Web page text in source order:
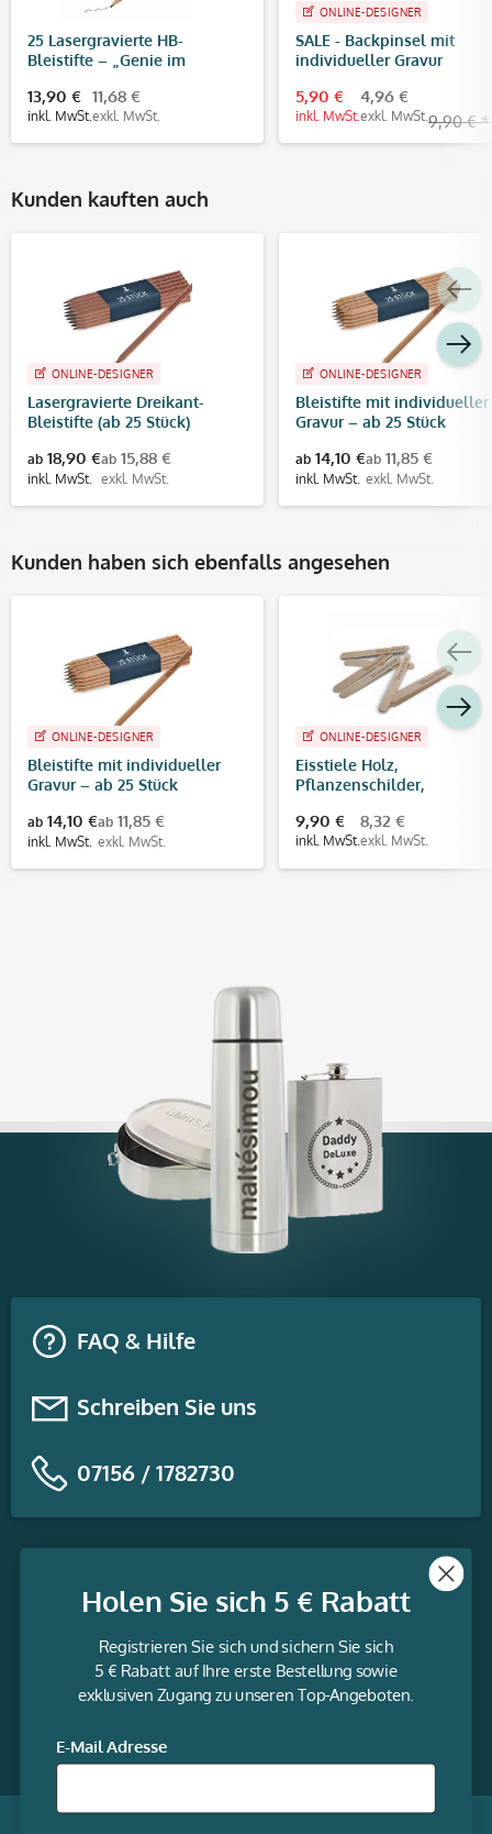
25 Lasergravierte HB-
Bleistifte – „Genie im
13,90 €
inkl. MwSt.
11,68 €
exkl. MwSt.
ONLINE-DESIGNER
SALE - Backpinsel mit
individueller Gravur
5,90 €
inkl. MwSt.
4,96 €
exkl. MwSt. 9,90 € *
Kunden kauften auch
ONLINE-DESIGNER
Lasergravierte Dreikant-
Bleistifte (ab 25 Stück)
ab 18,90 €
inkl. MwSt.
ab 15,88 €
exkl. MwSt.
ONLINE-DESIGNER
Bleistifte mit individueller
Gravur – ab 25 Stück
ab 14,10 €
inkl. MwSt.
ab 11,85 €
exkl. MwSt.
Kunden haben sich ebenfalls angesehen
ONLINE-DESIGNER
Bleistifte mit individueller
Gravur – ab 25 Stück
ab 14,10 €
inkl. MwSt.
ab 11,85 €
exkl. MwSt.
ONLINE-DESIGNER
Eisstiele Holz,
Pflanzenschilder,
individueller Gravur (10
9,90 €
inkl. MwSt.
8,32 €
exkl. MwSt.
FAQ & Hilfe
Schreiben Sie uns
07156 / 1782730
Informationen
media
Facebook
Holen Sie sich 5 € Rabatt
Registrieren Sie sich und sichern Sie sich
5 € Rabatt auf Ihre erste Bestellung sowie
exklusiven Zugang zu unseren Top-Angeboten.
E-Mail Adresse